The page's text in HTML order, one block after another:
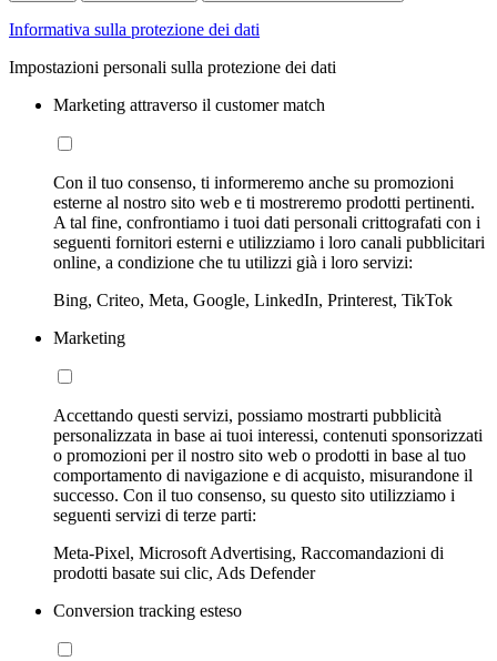
Informativa sulla protezione dei dati
Impostazioni personali sulla protezione dei dati
Marketing attraverso il customer match
Con il tuo consenso, ti informeremo anche su promozioni
esterne al nostro sito web e ti mostreremo prodotti pertinenti.
A tal fine, confrontiamo i tuoi dati personali crittografati con i
seguenti fornitori esterni e utilizziamo i loro canali pubblicitari
online, a condizione che tu utilizzi già i loro servizi:
Bing, Criteo, Meta, Google, LinkedIn, Printerest, TikTok
Marketing
Accettando questi servizi, possiamo mostrarti pubblicità
personalizzata in base ai tuoi interessi, contenuti sponsorizzati
o promozioni per il nostro sito web o prodotti in base al tuo
comportamento di navigazione e di acquisto, misurandone il
successo. Con il tuo consenso, su questo sito utilizziamo i
seguenti servizi di terze parti:
Meta-Pixel, Microsoft Advertising, Raccomandazioni di
prodotti basate sui clic, Ads Defender
Conversion tracking esteso